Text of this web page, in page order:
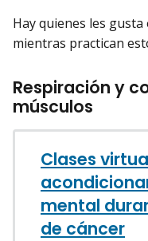
Hay quienes les
mientras practican
Respiración y
músculos
Clases
mental
de cáncer